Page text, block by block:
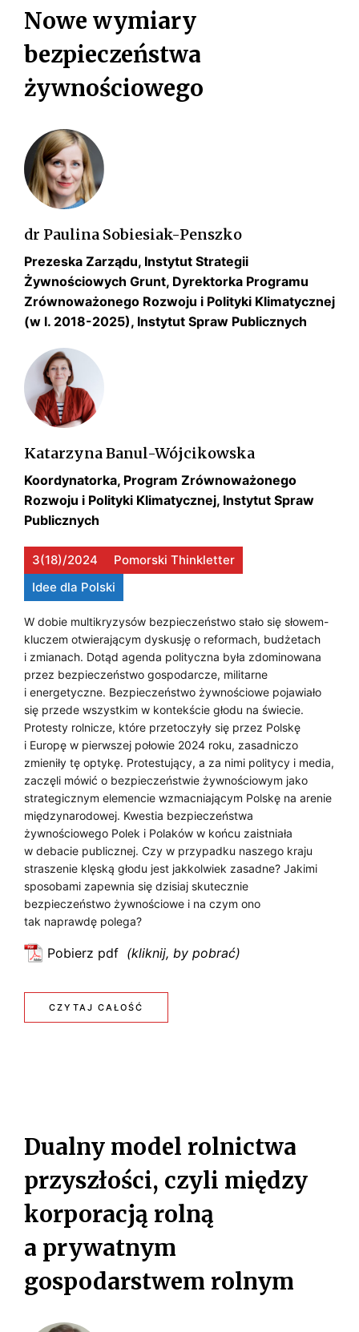
k
i
Nowe wymiary
bezpieczeństwa
żywnościowego
dr Paulina Sobiesiak-Penszko
Prezeska Zarządu, Instytut Strategii
Żywnościowych Grunt, Dyrektorka Programu
Zrównoważonego Rozwoju i Polityki Klimatycznej
(w l. 2018-2025), Instytut Spraw Publicznych
Katarzyna Banul-Wójcikowska
Koordynatorka, Program Zrównoważonego
Rozwoju i Polityki Klimatycznej, Instytut Spraw
Publicznych
3(18)/2024
Pomorski Thinkletter
Idee dla Polski
W dobie multikryzysów bezpieczeństwo stało się słowem-
kluczem otwierającym dyskusję o reformach, budżetach
i zmianach. Dotąd agenda polityczna była zdominowana
przez bezpieczeństwo gospodarcze, militarne
i energetyczne. Bezpieczeństwo żywnościowe pojawiało
się przede wszystkim w kontekście głodu na świecie.
Protesty rolnicze, które przetoczyły się przez Polskę
i Europę w pierwszej połowie 2024 roku, zasadniczo
zmieniły tę optykę. Protestujący, a za nimi politycy i media,
zaczęli mówić o bezpieczeństwie żywnościowym jako
strategicznym elemencie wzmacniającym Polskę na arenie
międzynarodowej. Kwestia bezpieczeństwa
żywnościowego Polek i Polaków w końcu zaistniała
w debacie publicznej. Czy w przypadku naszego kraju
straszenie klęską głodu jest jakkolwiek zasadne? Jakimi
sposobami zapewnia się dzisiaj skutecznie
bezpieczeństwo żywnościowe i na czym ono
tak naprawdę polega?
Pobierz pdf
:
o
w
a
y
e
z
p
i
c
CZYTAJ CAŁOŚĆ
W
Y
M
Dualny model rolnictwa
przyszłości, czyli między
korporacją rolną
a prywatnym
gospodarstwem rolnym